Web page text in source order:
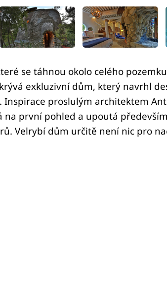
se táhnou okolo celého
exkluzivní dům, který navrhl
Inspirace proslulým architektem
na první pohled a upoutá
Velrybí dům určitě není nic pro